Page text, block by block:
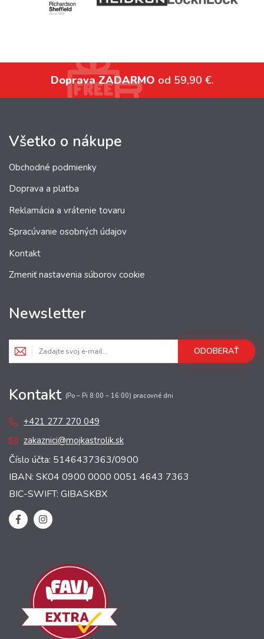
Doprava ZADARMO od 59,90 €.
Všetko o nákupe
Obchodné podmienky
Doprava a platba
Reklamácia a vrátenie tovaru
Spracúvanie osobných údajov
Kontakt
Zmeniť nastavenia súborov cookie
Newsletter
ODOBERAŤ
Kontakt (Po – Pi 8:00 – 16:00) pracovné dni
+421 277 270 049
zakaznici@mojkastrolik.sk
Číslo účta: 5146437363/0900
IBAN: SK04 0900 0000 0051 4643 7363
BIC-SWIFT: GIBASKBX